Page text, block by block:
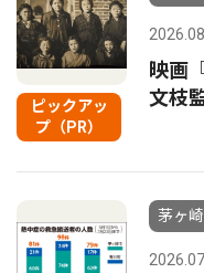
ピックアッ
プ（PR）
映画
文枝
茅ヶ崎